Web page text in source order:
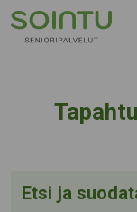
Hyppää sisältöön
Etsi ja